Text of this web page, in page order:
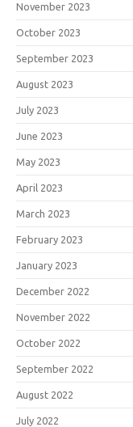
November 2023
October 2023
September 2023
August 2023
July 2023
June 2023
May 2023
April 2023
March 2023
February 2023
January 2023
December 2022
November 2022
October 2022
September 2022
August 2022
July 2022